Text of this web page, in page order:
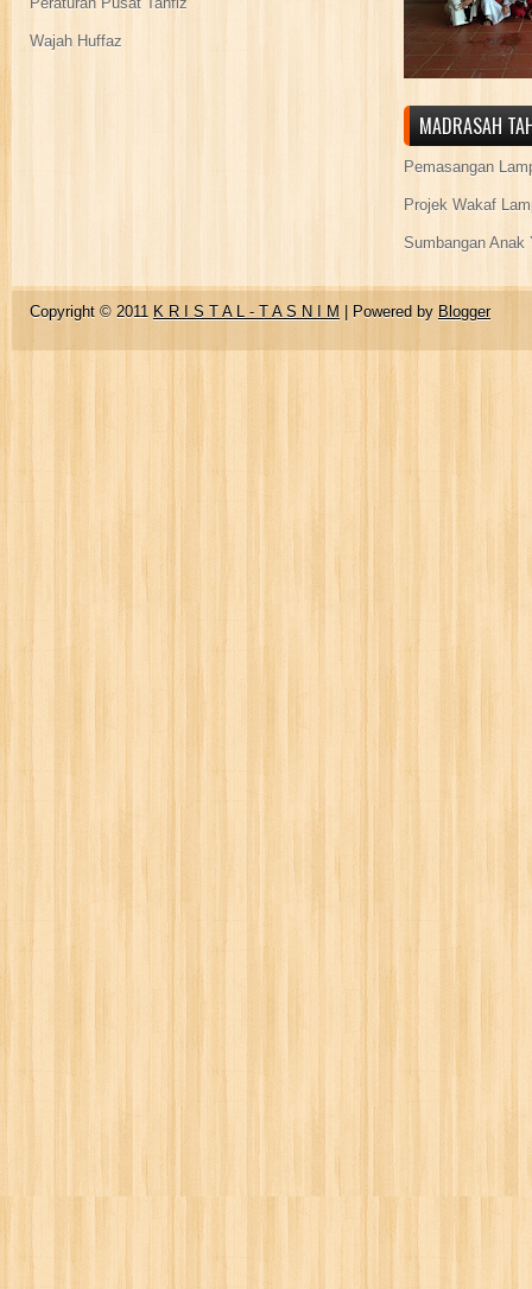
Wajah Huffaz
MADRASAH
Pemasangan
Projek Wakaf
Sumbangan Anak
Copyright © 2011 K R I S T A L - T A S N I M | Powered by Blogger